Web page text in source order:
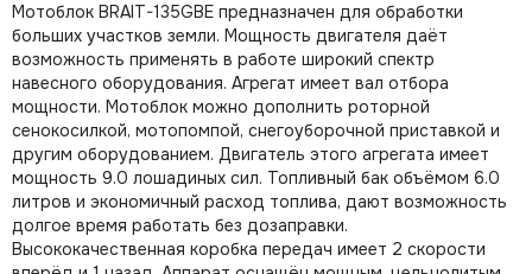
Мотоблок BRAIT-135GBE предназначен для обработки
больших участков земли. Мощность двигателя даёт
возможность применять в работе широкий спектр
навесного оборудования. Агрегат имеет вал отбора
мощности. Мотоблок можно дополнить роторной
сенокосилкой, мотопомпой, снегоуборочной приставкой и
другим оборудованием. Двигатель этого агрегата имеет
мощность 9.0 лошадиных сил. Топливный бак объёмом 6.0
литров и экономичный расход топлива, дают возможность
долгое время работать без дозаправки.
Высококачественная коробка передач имеет 2 скорости